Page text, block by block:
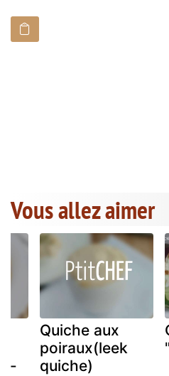
Vous allez aimer
Quiche aux
poiraux(leek
quiche)